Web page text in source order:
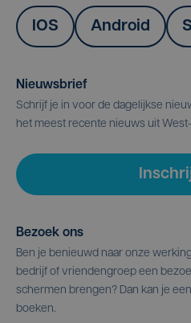
IOS Android
Nieuwsbrief
Schrijf je in voor de dagelijkse
het meest recente nieuws uit
Bezoek ons
Ben je benieuwd naar onze
bedrijf of vriendengroep een
schermen brengen? Dan kan je
boeken.